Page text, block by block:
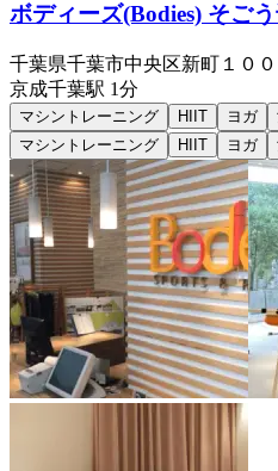
ボディーズ(Bodies) そご
千葉県千葉市中央区新町１０
京成千葉駅 1分
マシントレーニング HIIT ヨガ
マシントレーニング
HIIT ヨガ